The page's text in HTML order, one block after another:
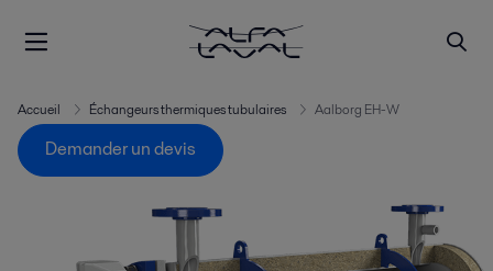
Accueil Échangeurs thermiques tubulaires Aalborg EH-W
Demander un devis